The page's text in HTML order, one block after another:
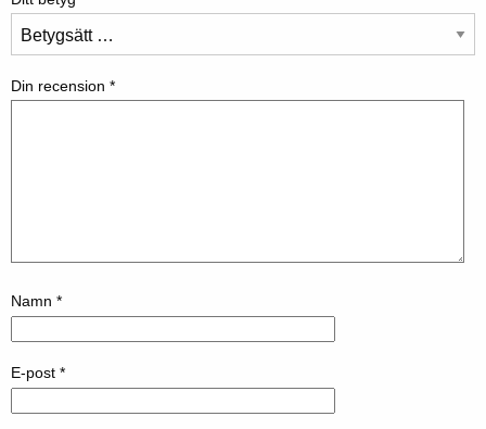
Din recension *
Namn *
E-post *